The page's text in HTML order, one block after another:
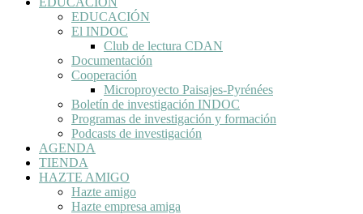
EDUCACIÓN
El INDOC
Club de lectura CDAN
Documentación
Cooperación
Microproyecto Paisajes-Pyrénées
Boletín de investigación INDOC
Programas de investigación y formación
Podcasts de investigación
AGENDA
TIENDA
HAZTE AMIGO
Hazte amigo
Hazte empresa amiga